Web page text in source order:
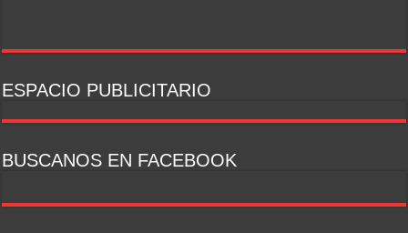
ESPACIO PUBLICITARIO
BUSCANOS EN FACEBOOK